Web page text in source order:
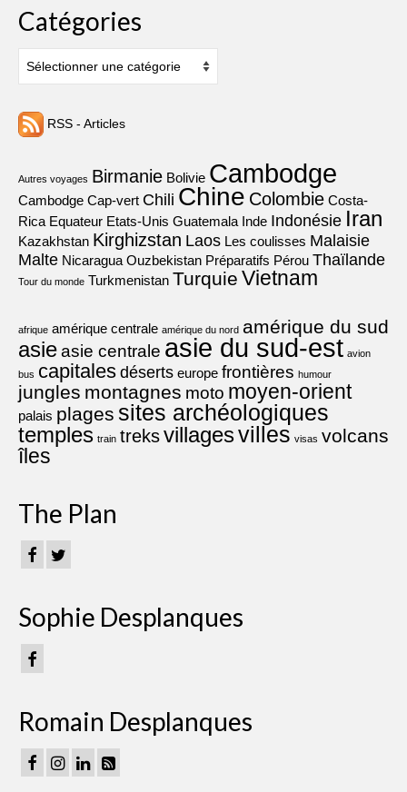
Catégories
RSS - Articles
Autres voyages Birmanie Bolivie Cambodge
Cambodge Cap-vert Chili Chine Colombie Costa-
Rica Equateur Etats-Unis Guatemala Inde Indonésie Iran
Kazakhstan Kirghizstan Laos Les coulisses Malaisie
Malte Nicaragua Ouzbekistan Préparatifs Pérou Thaïlande
Tour du monde Turkmenistan Turquie Vietnam
afrique amérique centrale amérique du nord amérique du sud
asieasie centrale asie du sud-est avion
bus capitales déserts europe frontières humour
jungles montagnes moto moyen-orient
palais plages sites archéologiques
temples train treksvillagesvilles visas volcans
îles
The Plan
Sophie Desplanques
Romain Desplanques